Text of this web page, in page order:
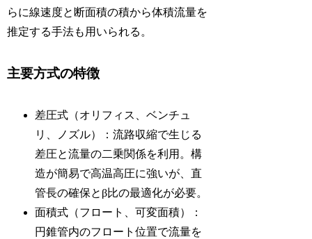
らに線速度と断面積の積から体積流量を
推定する手法も用いられる。
主要方式の特徴
差圧式（オリフィス、ベンチュ
リ、ノズル）：流路収縮で生じる
差圧と流量の二乗関係を利用。構
造が簡易で高温高圧に強いが、直
管長の確保とβ比の最適化が必要。
面積式（フロート、可変面積）：
円錐管内のフロート位置で流量を